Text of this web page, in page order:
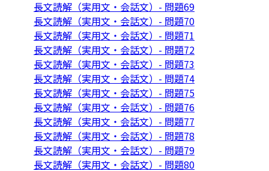
長文読解（実用文・会話文）- 問題69
長文読解（実用文・会話文）- 問題70
長文読解（実用文・会話文）- 問題71
長文読解（実用文・会話文）- 問題72
長文読解（実用文・会話文）- 問題73
長文読解（実用文・会話文）- 問題74
長文読解（実用文・会話文）- 問題75
長文読解（実用文・会話文）- 問題76
長文読解（実用文・会話文）- 問題77
長文読解（実用文・会話文）- 問題78
長文読解（実用文・会話文）- 問題79
長文読解（実用文・会話文）- 問題80